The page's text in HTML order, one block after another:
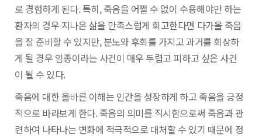
로 경험하게 된다. 특히, 죽음을 어쩔 수 없이 수용해야만 하는
환자의 경우 지나온 삶을 만족스럽게 회고한다면 다가올 죽음
을 잘 준비할 수 있지만, 분노와 후회를 가지고 과거를 회상하
게 될 경우 임종이라는 사건이 매우 두렵고 피하고 싶은 사건
이 될 수 있다.
죽음에 대한 올바른 이해는 인간을 성장하게 하고 죽음을 긍정
적으로 바라보게 한다. 죽음의 의미를 직시함으로써 죽음과 관
련하여 나타나는 변화에 적극적으로 대처할 수 있기 때문에 정